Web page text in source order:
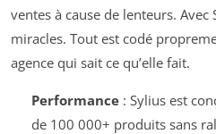
ventes à cause de lenteurs. Avec
miracles. Tout est codé
agence qui sait ce qu’elle fait.
Performance: Sylius est
de 100 000+ produits sans